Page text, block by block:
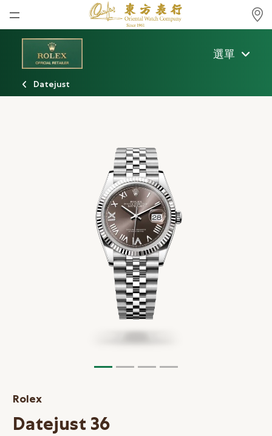
首頁
最新消息
腕表資訊
勞力士中古錶認證
會員
登入
選單
Datejust
Rolex
Datejust 36